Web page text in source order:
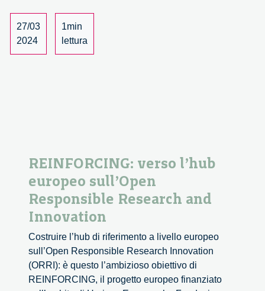
27/03
2024
1min
lettura
REINFORCING: verso l’hub
europeo sull’Open
Responsible Research and
Innovation
Costruire l’hub di riferimento a livello europeo
sull’Open Responsible Research Innovation
(ORRI): è questo l’ambizioso obiettivo di
REINFORCING, il progetto europeo finanziato